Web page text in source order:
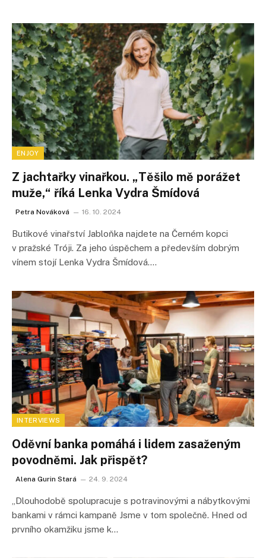
ENJOY
Z jachtařky vinařkou. „Těšilo mě porážet
muže,“ říká Lenka Vydra Šmídová
Petra Nováková 16. 10. 2024
Butikové vinařství Jabloňka najdete na Černém kopci
v pražské Tróji. Za jeho úspěchem a především dobrým
vínem stojí Lenka Vydra Šmídová.…
INTERVIEWS
Oděvní banka pomáhá i lidem zasaženým
povodněmi. Jak přispět?
Alena Gurin Stará 24. 9. 2024
„Dlouhodobě spolupracuje s potravinovými a nábytkovými
bankami v rámci kampaně Jsme v tom společně. Hned od
prvního okamžiku jsme k…